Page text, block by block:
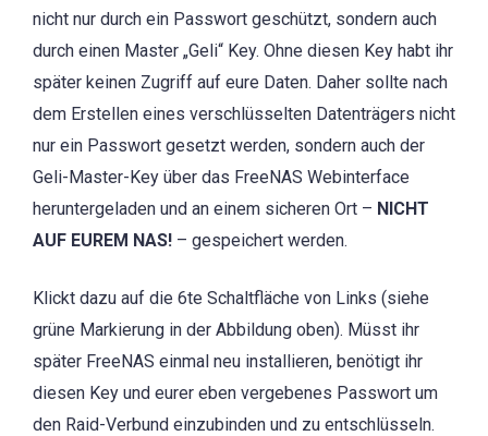
nicht nur durch ein Passwort geschützt, sondern auch
durch einen Master „Geli“ Key. Ohne diesen Key habt ihr
später keinen Zugriff auf eure Daten. Daher sollte nach
dem Erstellen eines verschlüsselten Datenträgers nicht
nur ein Passwort gesetzt werden, sondern auch der
Geli-Master-Key über das FreeNAS Webinterface
heruntergeladen und an einem sicheren Ort – NICHT
AUF EUREM NAS! – gespeichert werden.
Klickt dazu auf die 6te Schaltfläche von Links (siehe
grüne Markierung in der Abbildung oben). Müsst ihr
später FreeNAS einmal neu installieren, benötigt ihr
diesen Key und eurer eben vergebenes Passwort um
den Raid-Verbund einzubinden und zu entschlüsseln.